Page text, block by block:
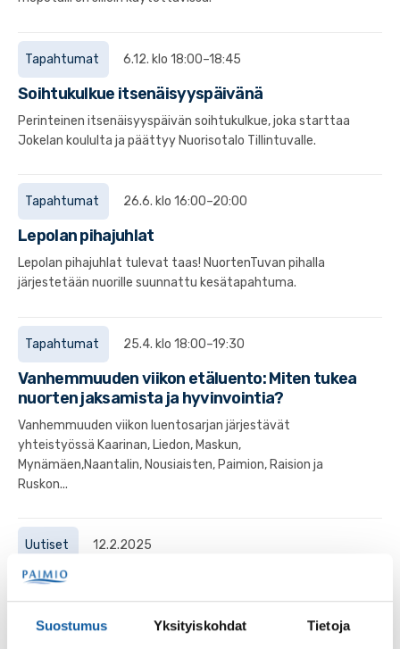
Suostumus Yksityiskohdat Tietoja
Tapahtumat 6.12. klo 18:00–18:45
Soihtukulkue itsenäisyyspäivänä
Perinteinen itsenäisyyspäivän soihtukulkue, joka starttaa
Jokelan koululta ja päättyy Nuorisotalo Tillintuvalle.
Tapahtumat 26.6. klo 16:00–20:00
Lepolan pihajuhlat
Lepolan pihajuhlat tulevat taas! NuortenTuvan pihalla
järjestetään nuorille suunnattu kesätapahtuma.
Tapahtumat 25.4. klo 18:00–19:30
Vanhemmuuden viikon etäluento: Miten tukea
nuorten jaksamista ja hyvinvointia?
Vanhemmuuden viikon luentosarjan järjestävät
yhteistyössä Kaarinan, Liedon, Maskun,
Mynämäen,Naantalin, Nousiaisten, Paimion, Raision ja
Ruskon...
Uutiset 12.2.2025
Nuorten palvelupiste - Apua työhön,
koulutukseen ja arkeen
Nuorten palvelupiste - Apua työhön, koulutukseen ja